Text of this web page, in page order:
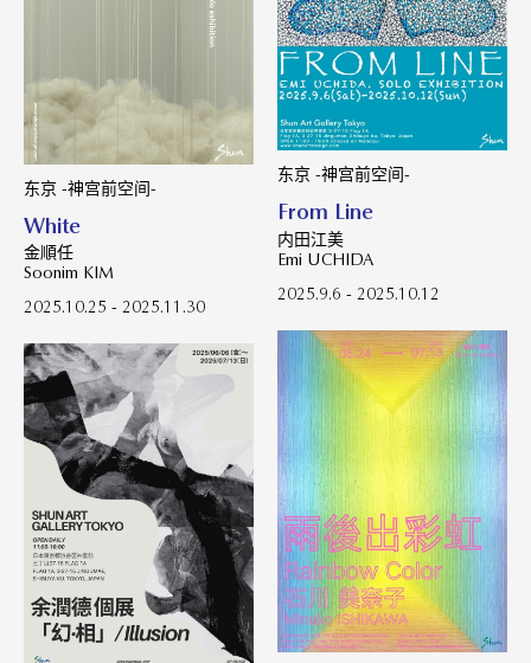
东京 -神宫前空间-
White
金順任
Soonim KIM
2025.10.25 - 2025.11.30
东京 -神宫前空间-
From Line
内田江美
Emi UCHIDA
2025.9.6 - 2025.10.12